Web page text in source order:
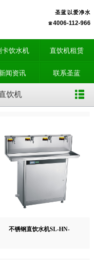
圣蓝以爱净水
4006-112-966
卡饮水机 直饮机租赁
闻资讯 联系圣蓝
饮机
不锈钢直饮水机SL-HN-